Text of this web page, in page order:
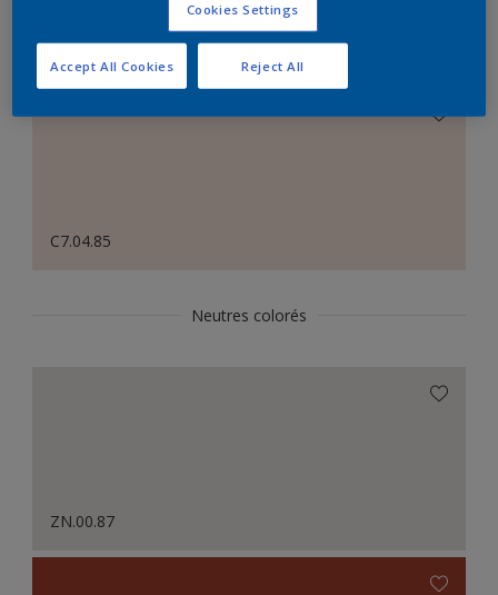
Le Blanc Parfait
C7.04.85
Neutres colorés
ZN.00.87
Cookies Settings
Reject All
Accept All Cookies